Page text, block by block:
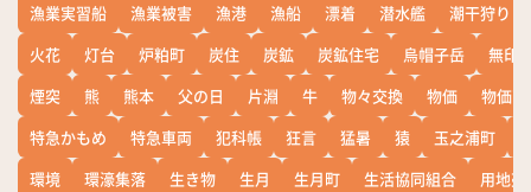
漁業実習船
漁業被害 漁港 漁船 漂着 潜水艦
潮干狩り
火花
灯台 炉粕町 炭住 炭鉱 炭鉱住宅 烏帽子岳
無印
煙突
熊 熊本 父の日 片淵 牛 物々交換 物価
物価高
特急かもめ
特急車両 犯科帳 狂言 猛暑 猿 玉之浦町
環境
環濠集落 生き物 生月 生月町 生活協同組合
用地売